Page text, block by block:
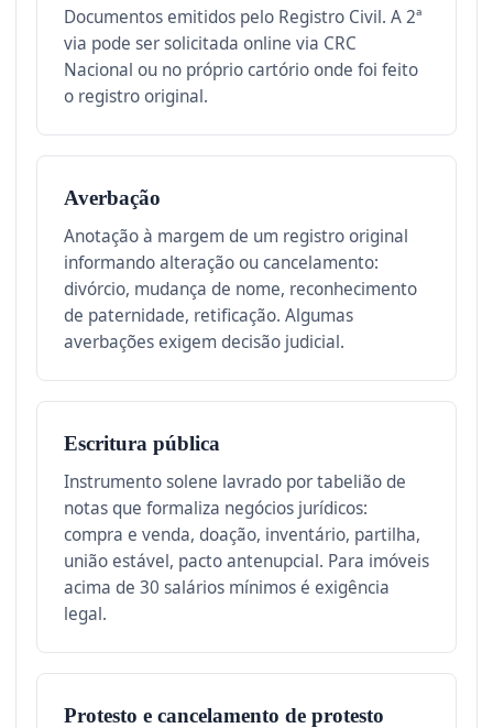
Documentos emitidos pelo Registro Civil. A 2ª
via pode ser solicitada online via CRC
Nacional ou no próprio cartório onde foi feito
o registro original.
Averbação
Anotação à margem de um registro original
informando alteração ou cancelamento:
divórcio, mudança de nome, reconhecimento
de paternidade, retificação. Algumas
averbações exigem decisão judicial.
Escritura pública
Instrumento solene lavrado por tabelião de
notas que formaliza negócios jurídicos:
compra e venda, doação, inventário, partilha,
união estável, pacto antenupcial. Para imóveis
acima de 30 salários mínimos é exigência
legal.
Protesto e cancelamento de protesto